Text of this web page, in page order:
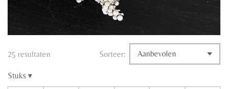
25 resultaten Sorteer:
Stuks ▾